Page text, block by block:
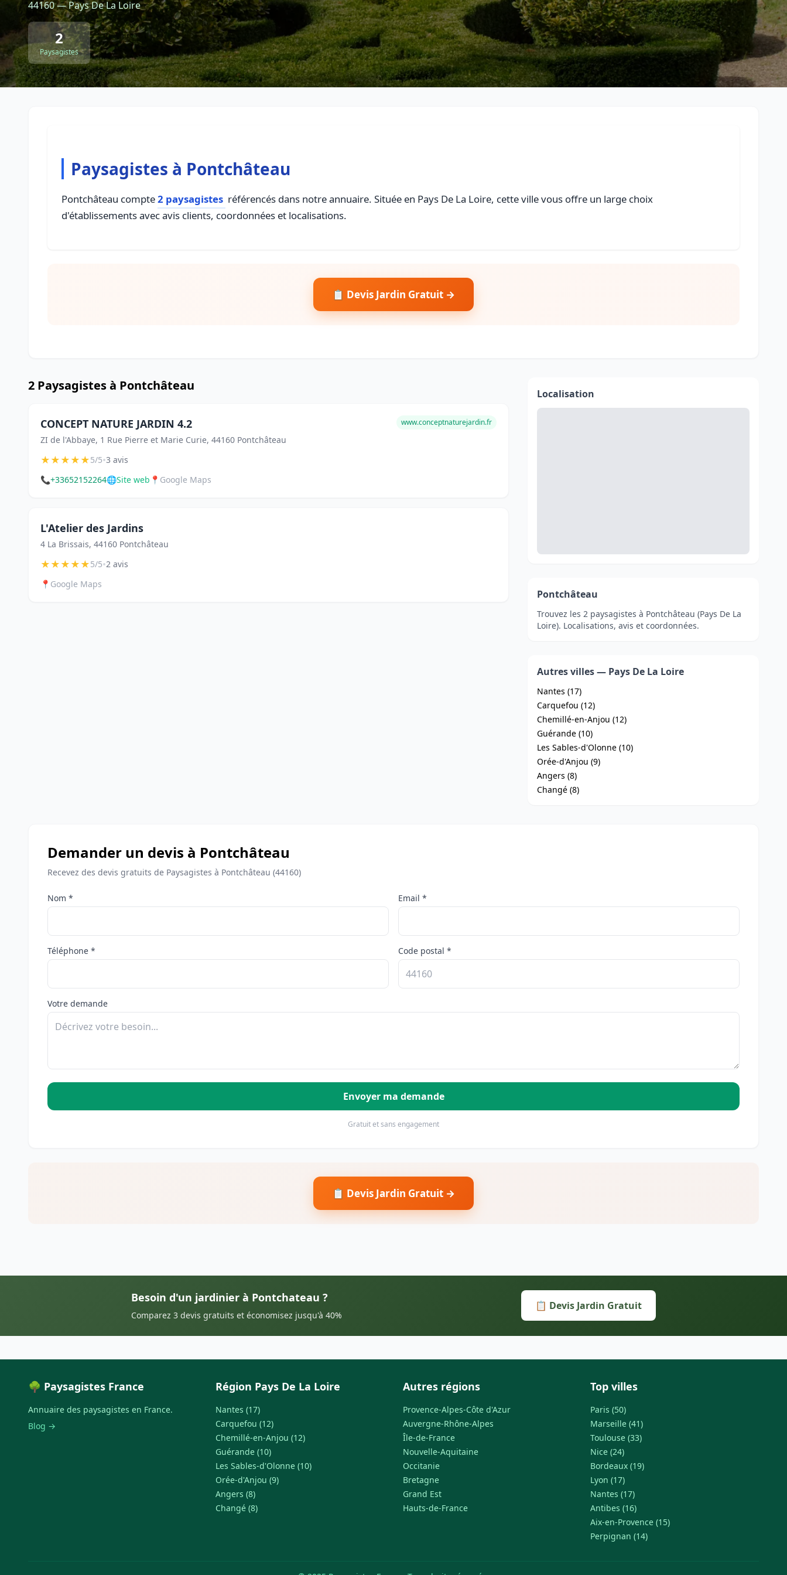
44160 — Pays De La Loire
2
Paysagistes
Paysagistes à Pontchâteau
Pontchâteau compte2 paysagistes référencés dans notre annuaire. Située en Pays De La Loire, cette ville vous offre un large choix
d'établissements avec avis clients, coordonnées et localisations.
📋 Devis Jardin Gratuit →
2 Paysagistes à Pontchâteau
CONCEPT NATURE JARDIN 4.2
ZI de l'Abbaye, 1 Rue Pierre et Marie Curie, 44160 Pontchâteau
www.conceptnaturejardin.fr
★★★★★5/5•3 avis
📞+33652152264🌐Site web 📍 Google Maps
L'Atelier des Jardins
4 La Brissais, 44160 Pontchâteau
★★★★★5/5•2 avis
📍 Google Maps
Localisation
Pontchâteau
Trouvez les 2 paysagistes à Pontchâteau (Pays De La
Loire). Localisations, avis et coordonnées.
Autres villes — Pays De La Loire
Nantes (17)
Carquefou (12)
Chemillé-en-Anjou (12)
Guérande (10)
Les Sables-d'Olonne (10)
Orée-d'Anjou (9)
Angers (8)
Changé (8)
Demander un devis à Pontchâteau
Recevez des devis gratuits de Paysagistes à Pontchâteau (44160)
Nom * Email *
Téléphone * Code postal *
Votre demande
Envoyer ma demande
Gratuit et sans engagement
📋 Devis Jardin Gratuit →
Besoin d'un jardinier à Pontchateau ?
Comparez 3 devis gratuits et économisez jusqu'à 40%
📋 Devis Jardin Gratuit
🌳 Paysagistes France
Annuaire des paysagistes en France.
Blog →
Région Pays De La Loire
Nantes (17)
Carquefou (12)
Chemillé-en-Anjou (12)
Guérande (10)
Les Sables-d'Olonne (10)
Orée-d'Anjou (9)
Angers (8)
Changé (8)
Autres régions
Provence-Alpes-Côte d'Azur
Auvergne-Rhône-Alpes
Île-de-France
Nouvelle-Aquitaine
Occitanie
Bretagne
Grand Est
Hauts-de-France
Top villes
Paris (50)
Marseille (41)
Toulouse (33)
Nice (24)
Bordeaux (19)
Lyon (17)
Nantes (17)
Antibes (16)
Aix-en-Provence (15)
Perpignan (14)